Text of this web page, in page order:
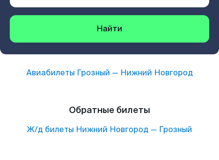
Найти
Авиабилеты Грозный — Нижний Новгород
Обратные билеты
Ж/д билеты Нижний Новгород — Грозный